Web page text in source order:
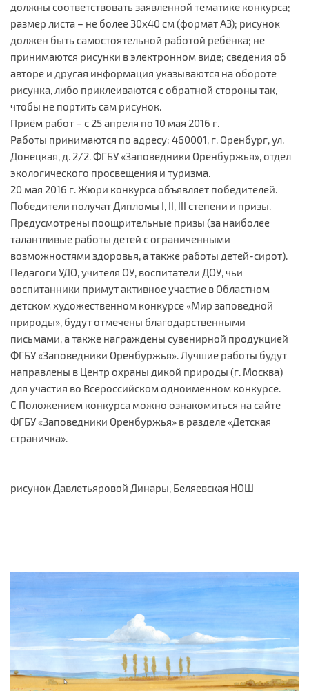
должны соответствовать заявленной тематике конкурса;
размер листа – не более 30х40 см (формат А3); рисунок
должен быть самостоятельной работой ребёнка; не
принимаются рисунки в электронном виде; сведения об
авторе и другая информация указываются на обороте
рисунка, либо приклеиваются с обратной стороны так,
чтобы не портить сам рисунок.
Приём работ – с 25 апреля по 10 мая 2016 г.
Работы принимаются по адресу: 460001, г. Оренбург, ул.
Донецкая, д. 2/2. ФГБУ «Заповедники Оренбуржья», отдел
экологического просвещения и туризма.
20 мая 2016 г. Жюри конкурса объявляет победителей.
Победители получат Дипломы I, II, III степени и призы.
Предусмотрены поощрительные призы (за наиболее
талантливые работы детей с ограниченными
возможностями здоровья, а также работы детей-сирот).
Педагоги УДО, учителя ОУ, воспитатели ДОУ, чьи
воспитанники примут активное участие в Областном
детском художественном конкурсе «Мир заповедной
природы», будут отмечены благодарственными
письмами, а также награждены сувенирной продукцией
ФГБУ «Заповедники Оренбуржья». Лучшие работы будут
направлены в Центр охраны дикой природы (г. Москва)
для участия во Всероссийском одноименном конкурсе.
С Положением конкурса можно ознакомиться на сайте
ФГБУ «Заповедники Оренбуржья» в разделе «Детская
страничка».
рисунок Давлетьяровой Динары, Беляевская НОШ